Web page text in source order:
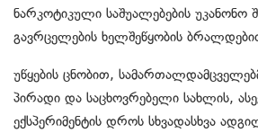
ნარკოტიკული საშუალებების უკანონო
გავრცელების ხელშეწყობის
უწყების ცნობით,
პირადი და საცხოვრებელი სახლის,
ექსპერიმენტის დროს სხვადასხვა